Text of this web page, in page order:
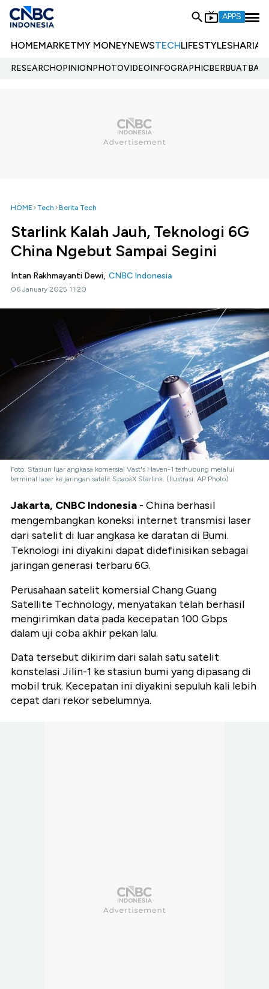
APPS
HOMEMARKETMY MONEYNEWSTECHLIFESTYLESHARIA
RESEARCHOPINIONPHOTOVIDEOINFOGRAPHIC
HOME Tech Berita Tech
Starlink Kalah Jauh, Teknologi 6G
China Ngebut Sampai Segini
Intan Rakhmayanti Dewi, CNBC Indonesia
06 January 2025 11:20
Foto: Stasiun luar angkasa komersial Vast's Haven-1 terhubung melalui
terminal laser ke jaringan satelit SpaceX Starlink. (Ilustrasi: AP Photo)
Jakarta, CNBC Indonesia - China berhasil
mengembangkan koneksi internet transmisi laser
dari satelit di luar angkasa ke daratan di Bumi.
Teknologi ini diyakini dapat didefinisikan sebagai
jaringan generasi terbaru 6G.
Perusahaan satelit komersial Chang Guang
Satellite Technology, menyatakan telah berhasil
mengirimkan data pada kecepatan 100 Gbps
dalam uji coba akhir pekan lalu.
Data tersebut dikirim dari salah satu satelit
konstelasi Jilin-1 ke stasiun bumi yang dipasang di
mobil truk. Kecepatan ini diyakini sepuluh kali lebih
cepat dari rekor sebelumnya.